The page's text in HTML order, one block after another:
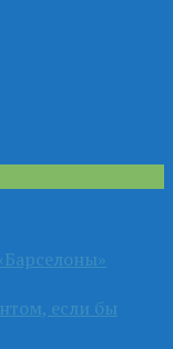
если бы